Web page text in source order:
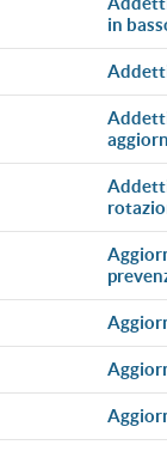
in
addetti alla conduzione di gru per autocarro -
addetti alla conduzione sia di gru a torre a
aggiornamento formazione per addetto al servizio